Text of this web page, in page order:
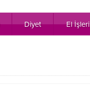
Diyet El İşleri